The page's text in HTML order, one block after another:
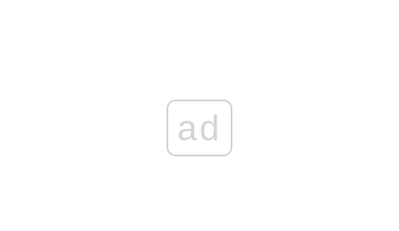
ad